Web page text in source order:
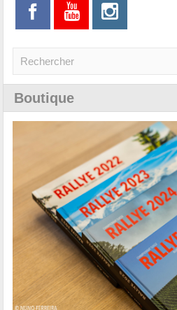
Boutique